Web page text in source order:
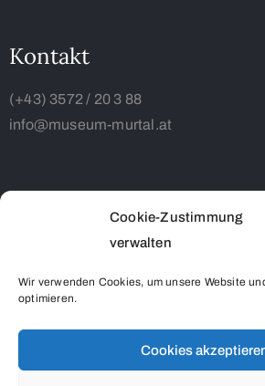
Cookie-Zustimmung
verwalten
Wir verwenden Cookies, um unsere Website
optimieren.
Cookies
Kontakt
(+43) 3572 / 20 3 88
info@museum-murtal.at
Impressum–